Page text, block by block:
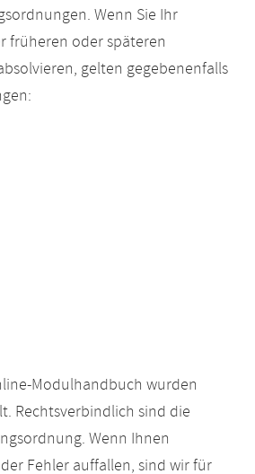
Wenn Sie Ihr
früheren oder späteren
gelten gegebenenfalls
Modulhandbuch wurden
Rechtsverbindlich sind die
Wenn Ihnen
Fehler auffallen, sind wir für